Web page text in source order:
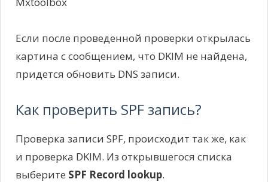
Если после проведенной проверки открылась
картина с сообщением, что DKIM не найдена,
придется обновить DNS записи.
Как проверить SPF запись?
Проверка записи SPF, происходит так же, как
и проверка DKIM. Из открывшегося списка
выберите SPF Record lookup.